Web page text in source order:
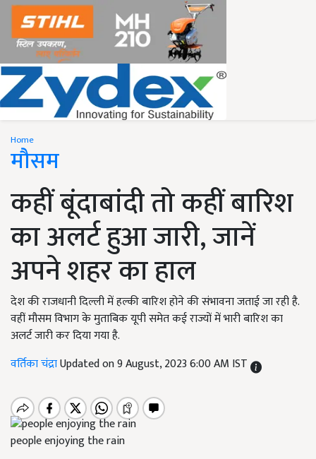
Home
मौसम
कहीं बूंदाबांदी तो कहीं बारिश
का अलर्ट हुआ जारी, जानें
अपने शहर का हाल
देश की राजधानी दिल्ली में हल्की बारिश होने की संभावना जताई जा रही है.
वहीं मौसम विभाग के मुताबिक यूपी समेत कई राज्यों में भारी बारिश का
अलर्ट जारी कर दिया गया है.
वर्तिका चंद्राUpdated on 9 August, 2023 6:00 AM IST
people enjoying the rain